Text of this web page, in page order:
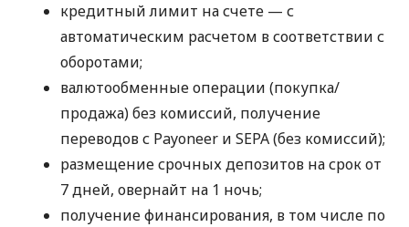
кредитный лимит на счете — с
автоматическим расчетом в соответствии с
оборотами;
валютообменные операции (покупка/
продажа) без комиссий, получение
переводов с Payoneer и SEPA (без комиссий);
размещение срочных депозитов на срок от
7 дней, овернайт на 1 ночь;
получение финансирования, в том числе по